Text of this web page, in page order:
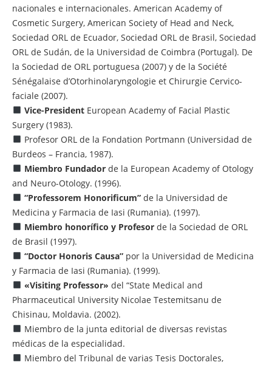
nacionales e internacionales. American Academy of
Cosmetic Surgery, American Society of Head and Neck,
Sociedad ORL de Ecuador, Sociedad ORL de Brasil, Sociedad
ORL de Sudán, de la Universidad de Coimbra (Portugal). De
la Sociedad de ORL portuguesa (2007) y de la Société
Sénégalaise d’Otorhinolaryngologie et Chirurgie Cervico-
faciale (2007).
Vice-PresidentEuropean Academy of Facial Plastic
Surgery (1983).
Profesor ORL de la Fondation Portmann (Universidad de
Burdeos – Francia, 1987).
Miembro Fundadorde la European Academy of Otology
and Neuro-Otology. (1996).
“Professorem Honorificum”de la Universidad de
Medicina y Farmacia de Iasi (Rumania). (1997).
Miembro honorífico y Profesorde la Sociedad de ORL
de Brasil (1997).
“Doctor Honoris Causa”por la Universidad de Medicina
y Farmacia de Iasi (Rumania). (1999).
«Visiting Professor» del “State Medical and
Pharmaceutical University Nicolae Testemitsanu de
Chisinau, Moldavia. (2002).
Miembro de la junta editorial de diversas revistas
médicas de la especialidad.
Miembro del Tribunal de varias Tesis Doctorales,